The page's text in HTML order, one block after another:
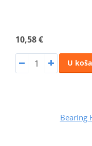
10,58 €
U
Bearing